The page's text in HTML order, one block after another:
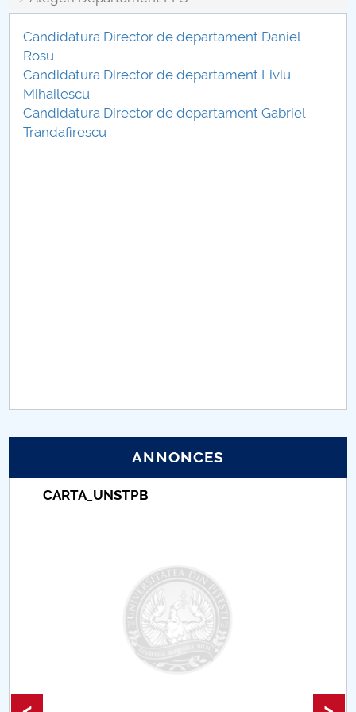
Nr. de telefon si adrese Facultăți
Informations sur l'admission
Români de pretutindeni - ADMITERE
Protection des données personnelles
Comisie de etica unversitară
Accesibilitate pentru studenții cu dizabilități
Candidatura Director de departament Daniel
Rosu
Candidatura Director de departament Liviu
Mihailescu
Candidatura Director de departament Gabriel
Trandafirescu
ANNONCES
CARTA_UNSTPB